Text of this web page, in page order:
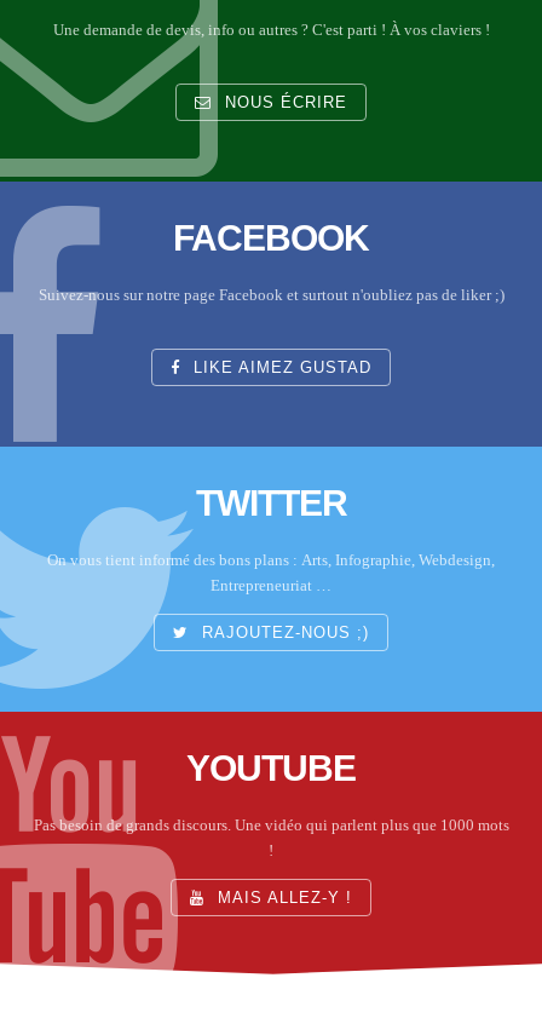
Une demande de devis, info ou autres ? C'est parti ! À vos claviers !
NOUS ÉCRIRE
FACEBOOK
Suivez-nous sur notre page Facebook et surtout n'oubliez pas de liker ;)
LIKE AIMEZ GUSTAD
TWITTER
On vous tient informé des bons plans : Arts, Infographie, Webdesign,
Entrepreneuriat …
RAJOUTEZ-NOUS ;)
YOUTUBE
Pas besoin de grands discours. Une vidéo qui parlent plus que 1000 mots
!
MAIS ALLEZ-Y !